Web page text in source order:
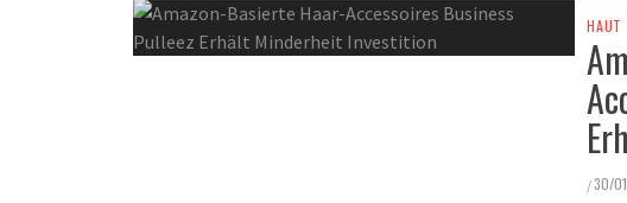
HAUT
/ 30/